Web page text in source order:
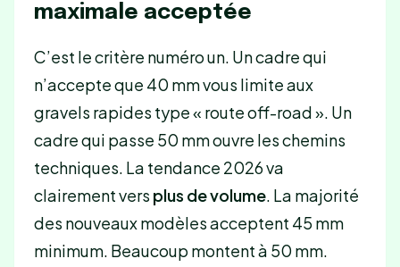
maximale acceptée
C’est le critère numéro un. Un cadre qui
n’accepte que 40 mm vous limite aux
gravels rapides type « route off-road ». Un
cadre qui passe 50 mm ouvre les chemins
techniques. La tendance 2026 va
clairement vers plus de volume. La majorité
des nouveaux modèles acceptent 45 mm
minimum. Beaucoup montent à 50 mm.